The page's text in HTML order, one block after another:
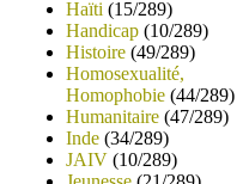
Haïti (15/289)
Handicap (10/289)
Histoire (49/289)
Homosexualité,
Homophobie (44/289)
Humanitaire (47/289)
Inde (34/289)
JAIV (10/289)